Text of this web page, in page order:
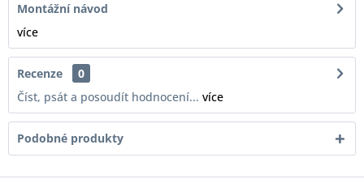
Montážní návod
více
Recenze
0
Číst, psát a posoudít hodnocení... více
Podobné produkty